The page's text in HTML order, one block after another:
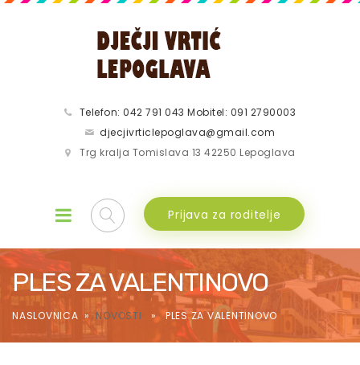
Telefon: 042 791 043 Mobitel: 091 2790003
djecjivrticlepoglava@gmail.com
Trg kralja Tomislava 13 42250 Lepoglava
Prijava za roditelje
PLES ZA VALENTINOVO
NASLOVNICA »NOVOSTI » PLES ZA VALENTINOVO